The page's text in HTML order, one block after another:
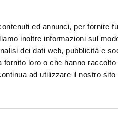
ed annunci, per fornire
inoltre informazioni sul
dei dati web, pubblicità e
loro o che hanno
ad utilizzare il nostro sito
Home
Accedi
Registrati